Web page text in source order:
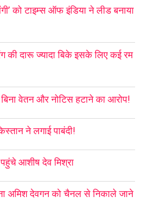
को टाइम्स ऑफ इंडिया ने लीड बनाया
की दारू ज्यादा बिके इसके लिए कई रम
वेतन और नोटिस हटाने का आरोप!
ने लगाई पाबंदी!
आशीष देव मिश्रा
अमिश देवगन को चैनल से निकाले जाने